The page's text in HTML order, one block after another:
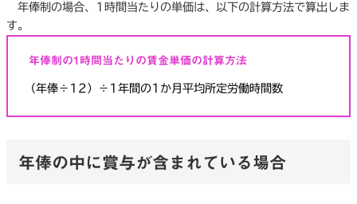
年俸制の場合、1時間当たりの単価は、以下の計算方法で算出しま
す。
年俸制の1時間当たりの賃金単価の計算方法
（年俸÷12）÷1年間の1か月平均所定労働時間数
年俸の中に賞与が含まれている場合